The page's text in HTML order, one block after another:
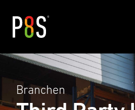
Hauptinhalt
springen
Branchen